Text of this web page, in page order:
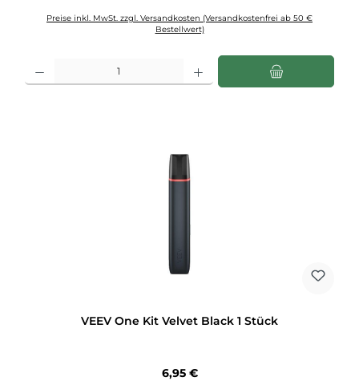
Preise inkl. MwSt. zzgl. Versandkosten (Versandkostenfrei ab 50 €
Bestellwert)
Produkt Anzahl: Gib den gewünschten Wert ein oder benutze die Schaltflächen
VEEV One Kit Velvet Black 1 Stück
Regulärer Preis:
6,95 €